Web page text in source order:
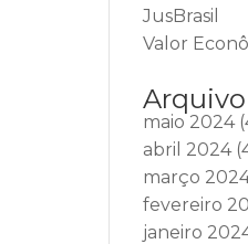
JusBrasil
Valor
Arquivo
maio 2024
abril 2024
março
fevereiro
janeiro